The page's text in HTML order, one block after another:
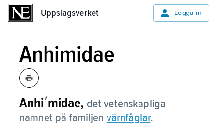
Uppslagsverket Logga in
Anhimidae
Anhiʹmidae, det vetenskapliga
namnet på familjen värnfåglar.